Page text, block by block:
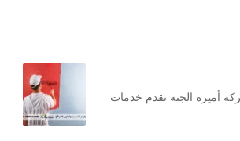
أميرة الجنة تقدم خدمات